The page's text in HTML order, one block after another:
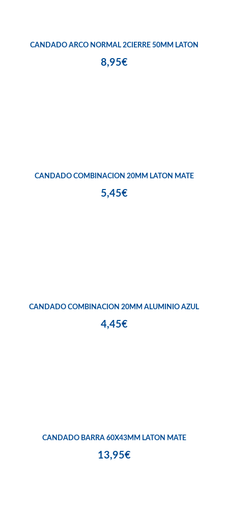
CANDADO ARCO NORMAL 2CIERRE 50MM LATON
8,95€
CANDADO COMBINACION 20MM LATON MATE
5,45€
CANDADO COMBINACION 20MM ALUMINIO AZUL
4,45€
CANDADO BARRA 60X43MM LATON MATE
13,95€